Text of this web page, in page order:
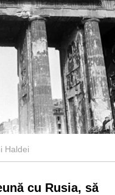
Haldei
cu Rusia, să